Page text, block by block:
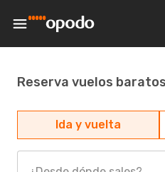
Reserva vuelos
Ida y vuelta